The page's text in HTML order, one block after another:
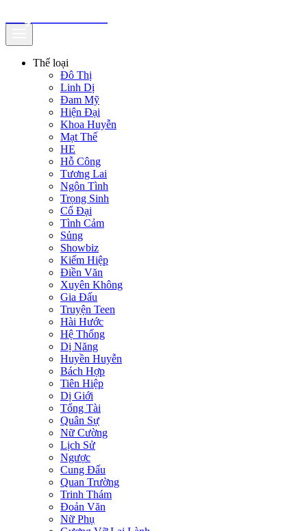
Thể loại
Đô Thị
Linh Dị
Đam Mỹ
Hiện Đại
Khoa Huyễn
Mạt Thế
HE
Hỗ Công
Tương Lai
Ngôn Tình
Trọng Sinh
Cổ Đại
Tình Cảm
Sủng
Showbiz
Kiếm Hiệp
Điền Văn
Xuyên Không
Gia Đấu
Truyện Teen
Hài Hước
Hệ Thống
Dị Năng
Huyền Huyễn
Bách Hợp
Tiên Hiệp
Dị Giới
Tổng Tài
Quân Sự
Nữ Cường
Lịch Sử
Ngược
Cung Đấu
Quan Trường
Trinh Thám
Đoản Văn
Nữ Phụ